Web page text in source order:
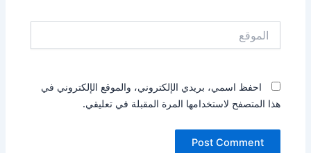
احفظ اسمي، بريدي الإلكتروني، والموقع الإلكتروني في
هذا المتصفح لاستخدامها المرة المقبلة في تعليقي.